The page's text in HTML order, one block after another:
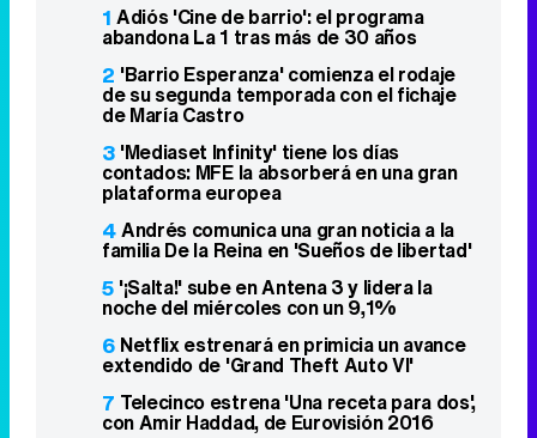
1 Adiós 'Cine de barrio': el programa
abandona La 1 tras más de 30 años
2 'Barrio Esperanza' comienza el rodaje
de su segunda temporada con el fichaje
de María Castro
3 'Mediaset Infinity' tiene los días
contados: MFE la absorberá en una gran
plataforma europea
4Andrés comunica una gran noticia a la
familia De la Reina en 'Sueños de libertad'
5 '¡Salta!' sube en Antena 3 y lidera la
noche del miércoles con un 9,1%
6 Netflix estrenará en primicia un avance
extendido de 'Grand Theft Auto VI'
7 Telecinco estrena 'Una receta para dos',
con Amir Haddad, de Eurovisión 2016